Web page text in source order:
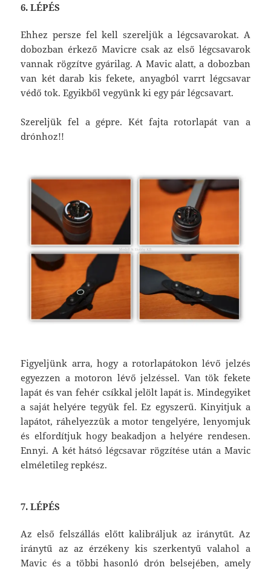
6. LÉPÉS
Ehhez persze fel kell szereljük a légcsavarokat. A
dobozban érkező Mavicre csak az első légcsavarok
vannak rögzítve gyárilag. A Mavic alatt, a dobozban
van két darab kis fekete, anyagból varrt légcsavar
védő tok. Egyikből vegyünk ki egy pár légcsavart.
Szereljük fel a gépre. Két fajta rotorlapát van a
drónhoz!!
Figyeljünk arra, hogy a rotorlapátokon lévő jelzés
egyezzen a motoron lévő jelzéssel. Van tök fekete
lapát és van fehér csíkkal jelölt lapát is. Mindegyiket
a saját helyére tegyük fel. Ez egyszerű. Kinyitjuk a
lapátot, ráhelyezzük a motor tengelyére, lenyomjuk
és elfordítjuk hogy beakadjon a helyére rendesen.
Ennyi. A két hátsó légcsavar rögzítése után a Mavic
elméletileg repkész.
7. LÉPÉS
Az első felszállás előtt kalibráljuk az iránytűt. Az
iránytű az az érzékeny kis szerkentyű valahol a
Mavic és a többi hasonló drón belsejében, amely